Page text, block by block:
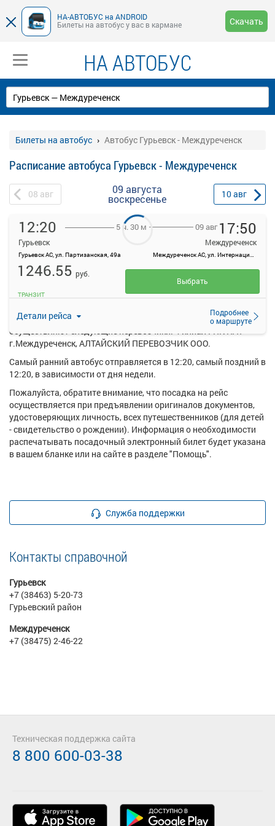
НА-АВТОБУС на ANDROID
Билеты на автобус у вас в кармане
Скачать
НА АВТОБУС
Билеты на автобус Автобус Гурьевск - Междуреченск
Расписание автобуса Гурьевск - Междуреченск
08 авг 09 августа
воскресенье 10авг
12:20
Гурьевск
Гурьевск АС, ул. Партизанская, 49а
5 ч. 30 м 09 авг 17:50
Междуреченск
Междуреченск АС, ул. Интернациональная, 16
Детали рейса
Подробнее
о маршруте
1246.55 руб.
ТРАНЗИТ
Выбрать
На данной странице вы можете ознакомиться с расписанием и
купить билет онлайн на автобус Гурьевск - Междуреченск.
Ежедневно по маршруту Гурьевск - Междуреченск курсирует в
среднем 1 рейс.
Перевозку пассажиров по данному направлению
осуществляют следующие перевозчики: Филиал ГПК ПАТ
г.Междуреченск, АЛТАЙСКИЙ ПЕРЕВОЗЧИК ООО.
Самый ранний автобус отправляется в 12:20, самый поздний в
12:20, в зависимости от дня недели.
Пожалуйста, обратите внимание, что посадка на рейс
осуществляется при предъявлении оригиналов документов,
удостоверяющих личность, всех путешественников (для детей
- свидетельство о рождении). Информация о необходимости
распечатывать посадочный электронный билет будет указана
в вашем бланке или на сайте в разделе "Помощь".
Служба поддержки
Контакты справочной
Гурьевск
+7 (38463) 5-20-73
Гурьевский район
Междуреченск
+7 (38475) 2-46-22
Техническая поддержка сайта
8 800 600-03-38